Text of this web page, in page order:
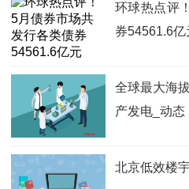
环球热点评
券54561.6亿
全球最大海
产发电_动态
北京低效楼